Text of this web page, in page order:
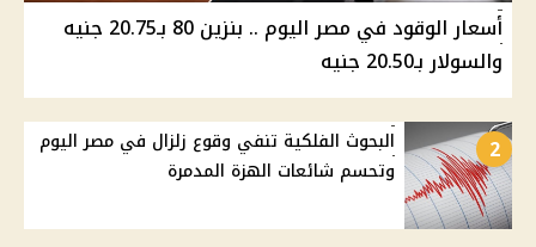
أسعار الوقود في مصر اليوم .. بنزين 80 بـ20.75 جنيه
والسولار بـ20.50 جنيه
2
البحوث الفلكية تنفي وقوع زلزال في مصر اليوم
وتحسم شائعات الهزة المدمرة